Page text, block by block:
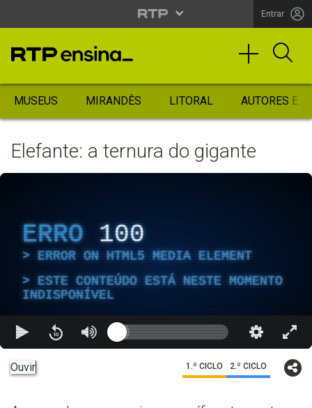
Entrar
MUSEUS MIRANDÊS LITORAL AUTORES
Elefante: a ternura do gigante
ERRO 100
ERROR ON HTML5 MEDIA ELEMENT
ESTE CONTEÚDO ESTÁ NESTE MOMENTO
INDISPONÍVEL
Ouvir 1.º CICLO 2.º CICLO